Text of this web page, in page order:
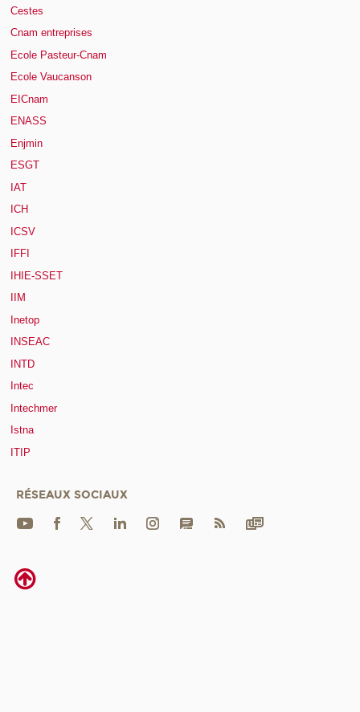
Cestes
Cnam entreprises
Ecole Pasteur-Cnam
Ecole Vaucanson
EICnam
ENASS
Enjmin
ESGT
IAT
ICH
ICSV
IFFI
IHIE-SSET
IIM
Inetop
INSEAC
INTD
Intec
Intechmer
Istna
ITIP
RÉSEAUX SOCIAUX